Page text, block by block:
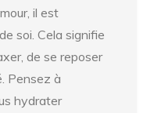
il est
soi. Cela signifie
de se reposer
Pensez à
hydrater